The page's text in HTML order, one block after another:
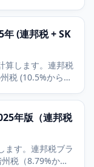
(連邦税 + SK
算します。連邦税
税 (10.5%から
年版（連邦税
ます。連邦税ブラ
税（8.79%から